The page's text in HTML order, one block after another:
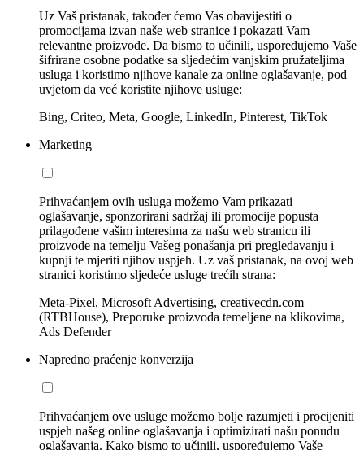
Uz Vaš pristanak, također ćemo Vas obavijestiti o
promocijama izvan naše web stranice i pokazati Vam
relevantne proizvode. Da bismo to učinili, uspoređujemo Vaše
šifrirane osobne podatke sa sljedećim vanjskim pružateljima
usluga i koristimo njihove kanale za online oglašavanje, pod
uvjetom da već koristite njihove usluge:
Bing, Criteo, Meta, Google, LinkedIn, Pinterest, TikTok
Marketing
Prihvaćanjem ovih usluga možemo Vam prikazati
oglašavanje, sponzorirani sadržaj ili promocije popusta
prilagođene vašim interesima za našu web stranicu ili
proizvode na temelju Vašeg ponašanja pri pregledavanju i
kupnji te mjeriti njihov uspjeh. Uz vaš pristanak, na ovoj web
stranici koristimo sljedeće usluge trećih strana:
Meta-Pixel, Microsoft Advertising, creativecdn.com
(RTBHouse), Preporuke proizvoda temeljene na klikovima,
Ads Defender
Napredno praćenje konverzija
Prihvaćanjem ove usluge možemo bolje razumjeti i procijeniti
uspjeh našeg online oglašavanja i optimizirati našu ponudu
oglašavanja. Kako bismo to učinili, uspoređujemo Vaše